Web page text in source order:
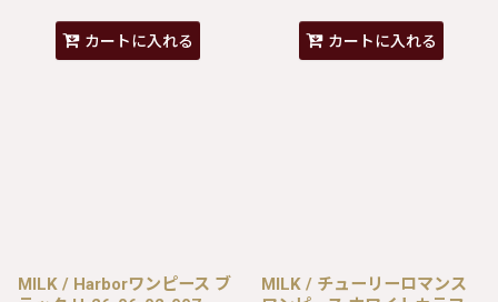
カートに入れる カートに入れる
MILK / Harborワンピース ブ
MILK / チューリーロマンス